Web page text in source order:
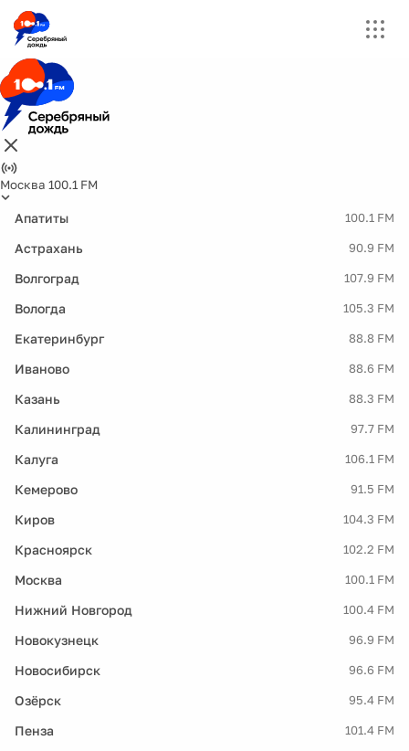
Москва 100.1 FM
Апатиты 100.1 FM
Астрахань 90.9 FM
Волгоград 107.9 FM
Вологда 105.3 FM
Екатеринбург 88.8 FM
Иваново 88.6 FM
Казань 88.3 FM
Калининград 97.7 FM
Калуга 106.1 FM
Кемерово 91.5 FM
Киров 104.3 FM
Красноярск 102.2 FM
Москва 100.1 FM
Нижний Новгород 100.4 FM
Новокузнецк 96.9 FM
Новосибирск 96.6 FM
Озёрск 95.4 FM
Пенза 101.4 FM